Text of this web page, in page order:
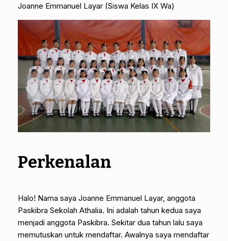
Joanne Emmanuel Layar (Siswa Kelas IX Wa)
Perkenalan
Halo! Nama saya Joanne Emmanuel Layar, anggota
Paskibra Sekolah Athalia. Ini adalah tahun kedua saya
menjadi anggota Paskibra. Sekitar dua tahun lalu saya
memutuskan untuk mendaftar. Awalnya saya mendaftar